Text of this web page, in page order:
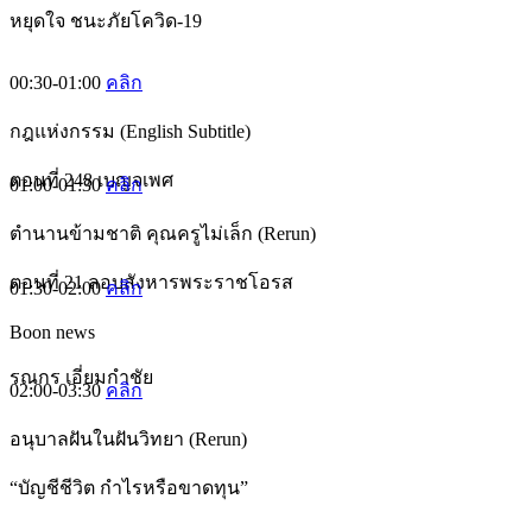
หยุดใจ ชนะภัยโควิด-19
00:30-01:00 คลิก
กฎแห่งกรรม (English Subtitle)
ตอนที่ 248 เบญจเพศ
01:00-01:30คลิก
ตำนานข้ามชาติ คุณครูไม่เล็ก (Rerun)
ตอนที่ 21 ลอบสังหารพระราชโอรส
01:30-02:00คลิก
Boon news
รณกร เอี่ยมกำชัย
02:00-03:30คลิก
อนุบาลฝันในฝันวิทยา (Rerun)
“บัญชีชีวิต กำไรหรือขาดทุน”